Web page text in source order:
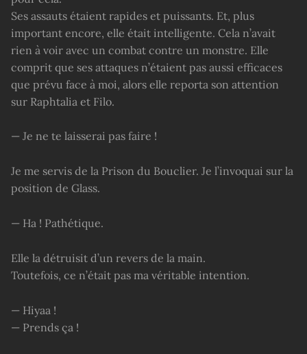
Ses assauts étaient rapides et puissants. Et, plus
important encore, elle était intelligente. Cela n’avait
rien à voir avec un combat contre un monstre. Elle
comprit que ses attaques n’étaient pas aussi efficaces
que prévu face à moi, alors elle reporta son attention
sur Raphtalia et Filo.
— Je ne te laisserai pas faire !
Je me servis de la Prison du Bouclier. Je l’invoquai sur la
position de Glass.
— Ha ! Pathétique.
Elle la détruisit d’un revers de la main.
Toutefois, ce n’était pas ma véritable intention.
— Hiyaa !
— Prends ça !